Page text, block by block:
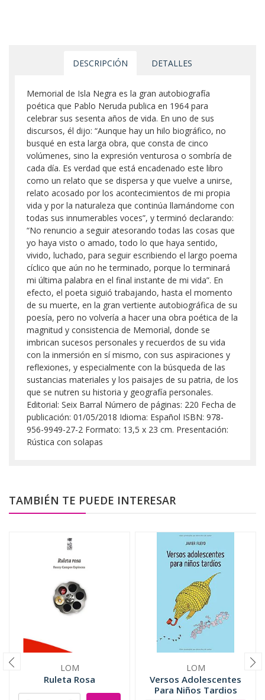
DESCRIPCIÓN DETALLES
Memorial de Isla Negra es la gran autobiografía
poética que Pablo Neruda publica en 1964 para
celebrar sus sesenta años de vida. En uno de sus
discursos, él dijo: “Aunque hay un hilo biográfico, no
busqué en esta larga obra, que consta de cinco
volúmenes, sino la expresión venturosa o sombría de
cada día. Es verdad que está encadenado este libro
como un relato que se dispersa y que vuelve a unirse,
relato acosado por los acontecimientos de mi propia
vida y por la naturaleza que continúa llamándome con
todas sus innumerables voces”, y terminó declarando:
“No renuncio a seguir atesorando todas las cosas que
yo haya visto o amado, todo lo que haya sentido,
vivido, luchado, para seguir escribiendo el largo poema
cíclico que aún no he terminado, porque lo terminará
mi última palabra en el final instante de mi vida”. En
efecto, el poeta siguió trabajando, hasta el momento
de su muerte, en la gran vertiente autobiográfica de su
poesía, pero no volvería a hacer una obra poética de la
magnitud y consistencia de Memorial, donde se
imbrican sucesos personales y recuerdos de su vida
con la inmersión en sí mismo, con sus aspiraciones y
reflexiones, y especialmente con la búsqueda de las
sustancias materiales y los paisajes de su patria, de los
que se nutren su historia y geografía personales.
Editorial: Seix Barral Número de páginas: 220 Fecha de
publicación: 01/05/2018 Idioma: Español ISBN: 978-
956-9949-27-2 Formato: 13,5 x 23 cm. Presentación:
Rústica con solapas
TAMBIÉN TE PUEDE INTERESAR
LOM
Ruleta Rosa
LOM
Versos Adolescentes
Para Niños Tardios